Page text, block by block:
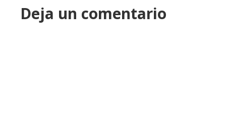
Deja un comentario